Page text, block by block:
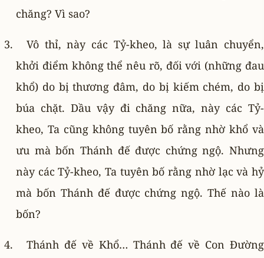
chăng? Vì sao?
Vô thỉ, này các Tỷ-kheo, là sự luân chuyển,
khởi điểm không thể nêu rõ, đối với (những đau
khổ) do bị thương đâm, do bị kiếm chém, do bị
búa chặt. Dầu vậy đi chăng nữa, này các Tỷ-
kheo, Ta cũng không tuyên bố rằng nhờ khổ và
ưu mà bốn Thánh đế được chứng ngộ. Nhưng
này các Tỷ-kheo, Ta tuyên bố rằng nhờ lạc và hỷ
mà bốn Thánh đế được chứng ngộ. Thế nào là
bốn?
Thánh đế về Khổ… Thánh đế về Con Ðường